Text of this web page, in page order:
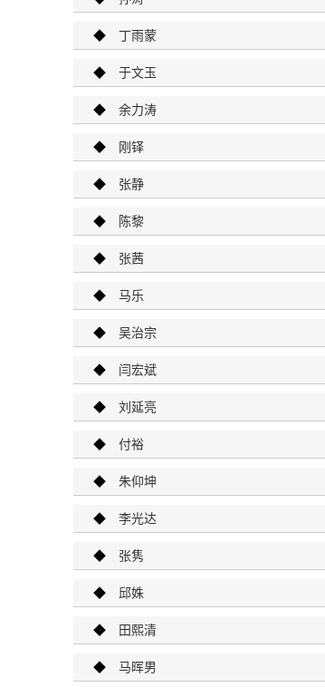
◆丁雨蒙
◆于文玉
◆余力涛
◆ 刚铎
◆ 张静
◆ 陈黎
◆ 张茜
◆马乐
◆吴治宗
◆ 闫宏斌
◆刘延亮
◆付裕
◆朱仰坤
◆李光达
◆ 张隽
◆ 邱姝
◆ 田熙清
◆马晖男